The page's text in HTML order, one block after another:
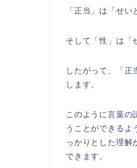
「正当」は「せ
そして「性」は「
したがって、「正
します。
このように言葉の
うことができるよ
っかりとした理解
できます。